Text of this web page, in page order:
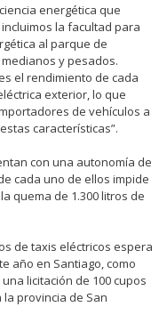
energética que
la facultad para
al parque de
y pesados.
el rendimiento de cada
exterior, lo que
de vehículos a
características”.
con una autonomía de
cada uno de ellos impide
quema de 1.300 litros de
de taxis eléctricos espera
año en Santiago, como
licitación de 100 cupos
provincia de San